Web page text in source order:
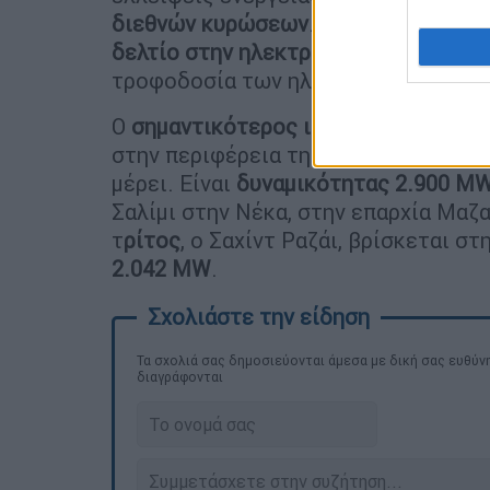
διεθνών κυρώσεων. Κατά συνέπεια,
δελτίο στην ηλεκτρική ενέργεια
τροφοδοσία των ηλεκτρικών
Ο σημαντικότερος ιρανικός
στην περιφέρεια της επαρχίας της
μέρει. Είναι δυναμικότητας 2.900
Σαλίμι στην Νέκα, στην επαρχία
τρίτος, ο Σαχίντ Ραζάι, βρίσκεται
2.042 MW.
Τα σχολιά σας δημοσιεύονται άμεσα με δική σας
διαγράφονται